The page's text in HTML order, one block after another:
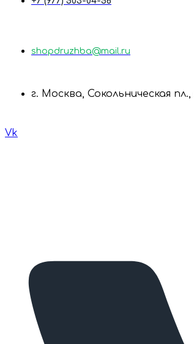
shopdruzhba@mail.ru
г. Москва, Сокольническая
Vk